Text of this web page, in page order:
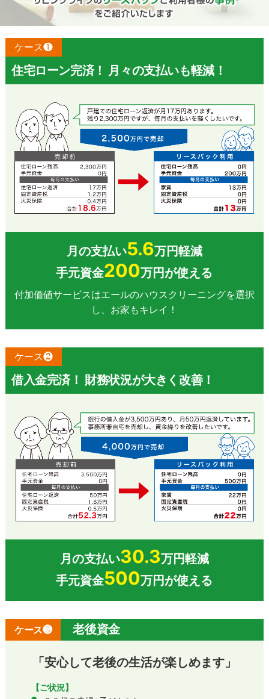
ケース❶
住宅ローン完済！ 月々の支払いも軽減！
月の支払い5.6万円軽減
手元資金200万円が使える
付加価値サービスはエールのハウスクリーニングを選択
し、お家もキレイ！
ケース❷
借入金完済！ 財務状況が大きく改善！
月の支払い30.3万円軽減
手元資金500万円が使える
ケース❸ 老後資金
「安心して老後の生活が楽しめます」
【ご状況】